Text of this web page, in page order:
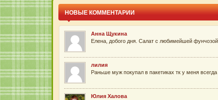
НОВЫЕ КОММЕНТАРИИ
Анна Щукина
Елена, добого дня. Салат с любимейшей
лилия
Раньше муж покупал в пакетиках тк у меня
Юлия Халова